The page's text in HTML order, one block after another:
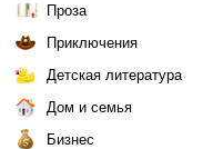
Проза
Приключения
Детская литература
Дом и семья
Бизнес